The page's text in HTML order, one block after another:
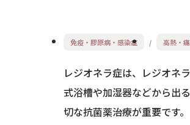
免疫・膠原病・感染症 高熱・
レジオネラ症は、レジオネ
式浴槽や加湿器などから出
切な抗菌薬治療が重要です。